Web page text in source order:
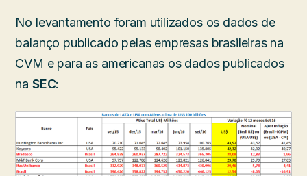
No levantamento foram utilizados os dados de
balanço publicado pelas empresas brasileiras na
CVM e para as americanas os dados publicados
na SEC: